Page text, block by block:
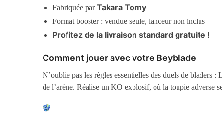
Fabriquée parTakara Tomy
Format booster : vendue seule, lanceur non inclus
Profitez de la livraison standard gratuite !
Comment jouer avec votre Beyblade
N’oublie pas les règles essentielles des duels de bladers
de l’arène. Réalise un KO explosif, où la toupie adverse